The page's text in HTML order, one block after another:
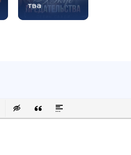
тва
защищенную ссылку
смайлик
Вставка скрытого текста
Вставка цитаты
Вставка спойлера